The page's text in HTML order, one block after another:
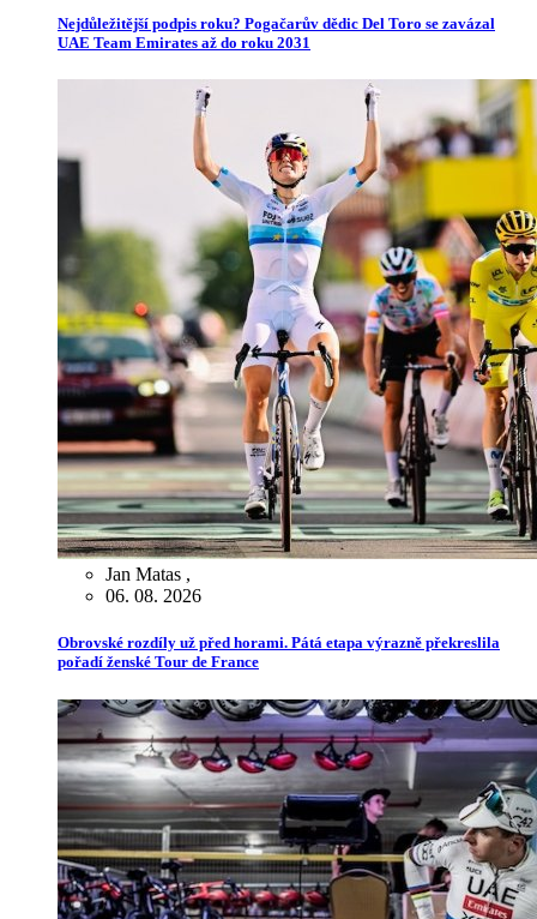
Nejdůležitější podpis roku? Pogačarův dědic Del Toro se zavázal
UAE Team Emirates až do roku 2031
Jan Matas ,
06. 08. 2026
Obrovské rozdíly už před horami. Pátá etapa výrazně překreslila
pořadí ženské Tour de France